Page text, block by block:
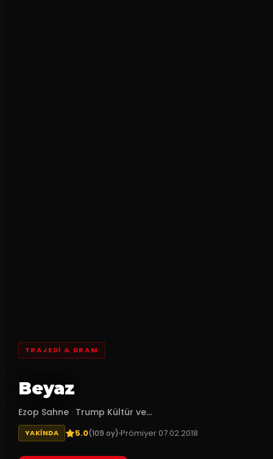
TRAJEDI & DRAM
Beyaz
Ezop Sahne · Trump Kültür ve...
YAKINDA 5.0(109 oy)Prömiyer 07.02.2018